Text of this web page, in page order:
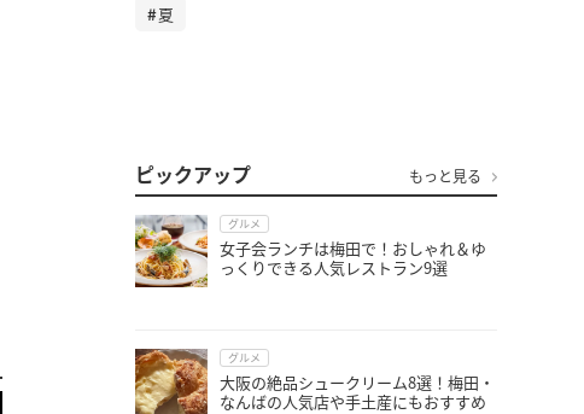
夏
ピックアップ もっと見る
グルメ
女子会ランチは梅田で！おしゃれ＆ゆ
っくりできる人気レストラン9選
グルメ
大阪の絶品シュークリーム8選！梅田・
なんばの人気店や手土産にもおすすめ